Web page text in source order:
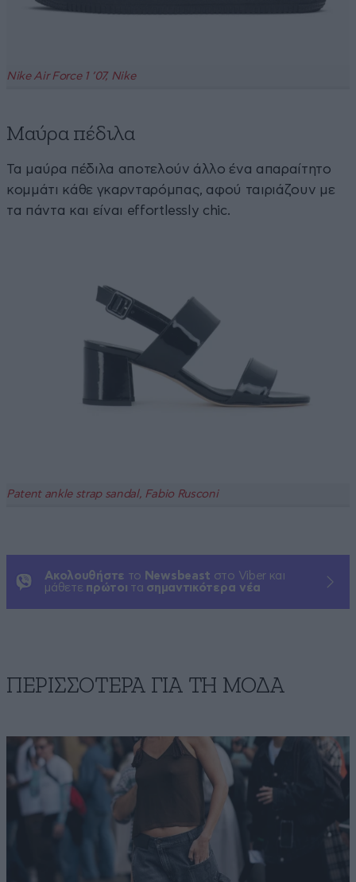
Nike Air Force 1 ’07, Nike
Μαύρα πέδιλα
Τα μαύρα πέδιλα αποτελούν άλλο ένα απαραίτητο
κομμάτι κάθε γκαρνταρόμπας, αφού ταιριάζουν με
τα πάντα και είναι effortlessly chic.
Patent ankle strap sandal, Fabio Rusconi
Ακολουθήστε το Newsbeast στο Viber και
μάθετε πρώτοι τα σημαντικότερα νέα
ΠΕΡΙΣΣΟΤΕΡΑ ΓΙΑ ΤΗ ΜΟΔΑ